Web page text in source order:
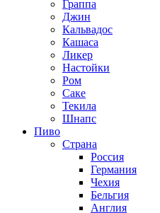
Граппа
Джин
Кальвадос
Кашаса
Ликер
Настойки
Ром
Саке
Текила
Шнапс
Пиво
Страна
Россия
Германия
Чехия
Бельгия
Англия